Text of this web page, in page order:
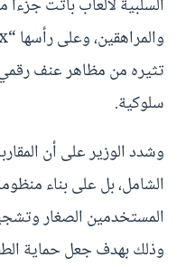
السلبية لألعاب باتت جزءا
تثيره من مظاهر عنف
سلوكية.
وشدد الوزير على أن
الشامل، بل على بناء
المستخدمين الصغار
وذلك بهدف جعل حماية